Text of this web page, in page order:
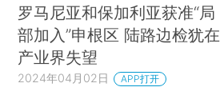
罗马尼亚和保加利亚获准“局
部加入”申根区 陆路边检犹在
产业界失望
2024年04月02日 APP打开